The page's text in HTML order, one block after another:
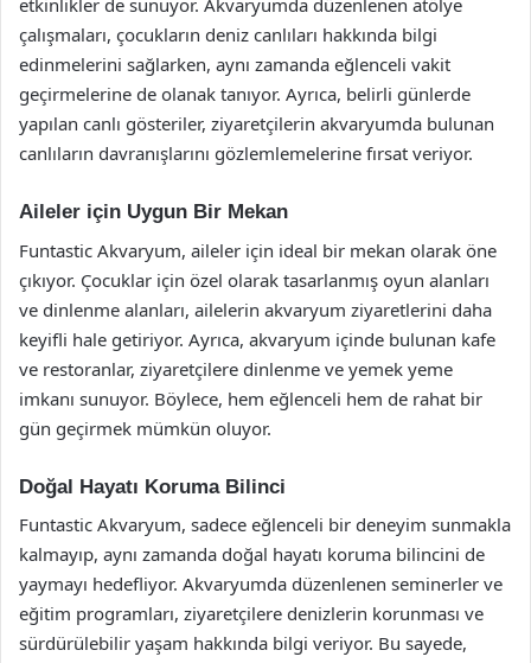
etkinlikler de sunuyor. Akvaryumda düzenlenen atölye
çalışmaları, çocukların deniz canlıları hakkında bilgi
edinmelerini sağlarken, aynı zamanda eğlenceli vakit
geçirmelerine de olanak tanıyor. Ayrıca, belirli günlerde
yapılan canlı gösteriler, ziyaretçilerin akvaryumda bulunan
canlıların davranışlarını gözlemlemelerine fırsat veriyor.
Aileler için Uygun Bir Mekan
Funtastic Akvaryum, aileler için ideal bir mekan olarak öne
çıkıyor. Çocuklar için özel olarak tasarlanmış oyun alanları
ve dinlenme alanları, ailelerin akvaryum ziyaretlerini daha
keyifli hale getiriyor. Ayrıca, akvaryum içinde bulunan kafe
ve restoranlar, ziyaretçilere dinlenme ve yemek yeme
imkanı sunuyor. Böylece, hem eğlenceli hem de rahat bir
gün geçirmek mümkün oluyor.
Doğal Hayatı Koruma Bilinci
Funtastic Akvaryum, sadece eğlenceli bir deneyim sunmakla
kalmayıp, aynı zamanda doğal hayatı koruma bilincini de
yaymayı hedefliyor. Akvaryumda düzenlenen seminerler ve
eğitim programları, ziyaretçilere denizlerin korunması ve
sürdürülebilir yaşam hakkında bilgi veriyor. Bu sayede,